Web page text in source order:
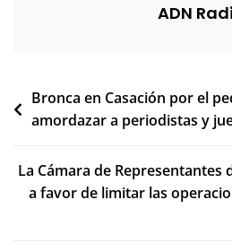
ADN
Navegación
de
Bronca en Casación por el
amordazar a periodistas y
La Cámara de Representantes
a favor de limitar las